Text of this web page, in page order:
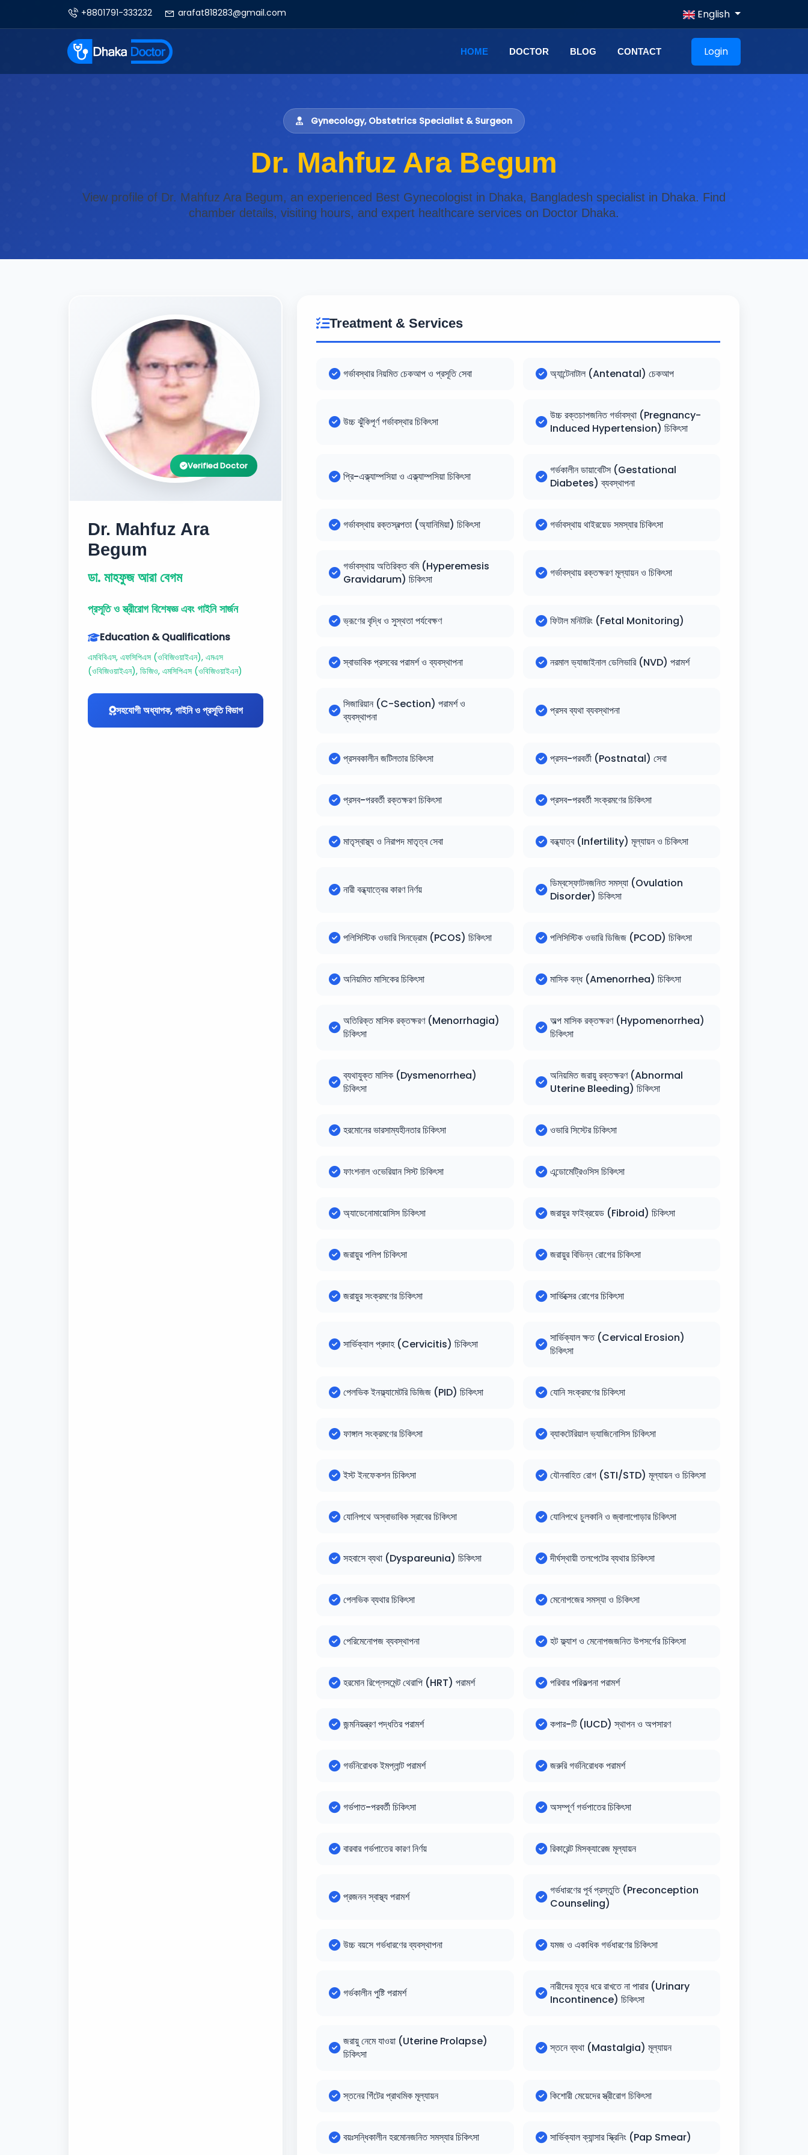
+8801791-333232 arafat818283@gmail.com English
HOME DOCTOR BLOG CONTACT Login
Gynecology, Obstetrics Specialist & Surgeon
Dr. Mahfuz Ara Begum
View profile of Dr. Mahfuz Ara Begum, an experienced Best Gynecologist in Dhaka, Bangladesh specialist in Dhaka. Find
chamber details, visiting hours, and expert healthcare services on Doctor Dhaka.
Verified Doctor
Dr. Mahfuz Ara
Begum
ডা. মাহফুজ আরা বেগম
প্রসূতি ও স্ত্রীরোগ বিশেষজ্ঞ এবং গাইনি সার্জন
Education & Qualifications
এমবিবিএস, এফসিপিএস (ওবিজিওয়াইএন), এমএস
(ওবিজিওয়াইএন), ডিজিও, এমসিপিএস (ওবিজিওয়াইএন)
সহযোগী অধ্যাপক, গাইনি ও প্রসূতি বিভাগ
Treatment & Services
গর্ভাবস্থার নিয়মিত চেকআপ ও প্রসূতি সেবা অ্যান্টেনাটাল (Antenatal) চেকআপ
উচ্চ ঝুঁকিপূর্ণ গর্ভাবস্থার চিকিৎসা
উচ্চ রক্তচাপজনিত গর্ভাবস্থা (Pregnancy-
Induced Hypertension) চিকিৎসা
প্রি-এক্ল্যাম্পসিয়া ও এক্ল্যাম্পসিয়া চিকিৎসা
গর্ভকালীন ডায়াবেটিস (Gestational
Diabetes) ব্যবস্থাপনা
গর্ভাবস্থায় রক্তস্বল্পতা (অ্যানিমিয়া) চিকিৎসা গর্ভাবস্থায় থাইরয়েড সমস্যার চিকিৎসা
গর্ভাবস্থায় অতিরিক্ত বমি (Hyperemesis
Gravidarum) চিকিৎসা
গর্ভাবস্থায় রক্তক্ষরণ মূল্যায়ন ও চিকিৎসা
ভ্রূণের বৃদ্ধি ও সুস্থতা পর্যবেক্ষণ ফিটাল মনিটরিং (Fetal Monitoring)
স্বাভাবিক প্রসবের পরামর্শ ও ব্যবস্থাপনা নরমাল ভ্যাজাইনাল ডেলিভারি (NVD) পরামর্শ
সিজারিয়ান (C-Section) পরামর্শ ও
ব্যবস্থাপনা
প্রসব ব্যথা ব্যবস্থাপনা
প্রসবকালীন জটিলতার চিকিৎসা প্রসব-পরবর্তী (Postnatal) সেবা
প্রসব-পরবর্তী রক্তক্ষরণ চিকিৎসা প্রসব-পরবর্তী সংক্রমণের চিকিৎসা
মাতৃস্বাস্থ্য ও নিরাপদ মাতৃত্ব সেবা বন্ধ্যাত্ব (Infertility) মূল্যায়ন ও চিকিৎসা
নারী বন্ধ্যাত্বের কারণ নির্ণয়
ডিম্বস্ফোটনজনিত সমস্যা (Ovulation
Disorder) চিকিৎসা
পলিসিস্টিক ওভারি সিনড্রোম (PCOS) চিকিৎসা পলিসিস্টিক ওভারি ডিজিজ (PCOD) চিকিৎসা
অনিয়মিত মাসিকের চিকিৎসা মাসিক বন্ধ (Amenorrhea) চিকিৎসা
অতিরিক্ত মাসিক রক্তক্ষরণ (Menorrhagia)
চিকিৎসা
অল্প মাসিক রক্তক্ষরণ (Hypomenorrhea)
চিকিৎসা
ব্যথাযুক্ত মাসিক (Dysmenorrhea)
চিকিৎসা
অনিয়মিত জরায়ু রক্তক্ষরণ (Abnormal
Uterine Bleeding) চিকিৎসা
হরমোনের ভারসাম্যহীনতার চিকিৎসা ওভারি সিস্টের চিকিৎসা
ফাংশনাল ওভেরিয়ান সিস্ট চিকিৎসা এন্ডোমেট্রিওসিস চিকিৎসা
অ্যাডেনোমায়োসিস চিকিৎসা জরায়ুর ফাইব্রয়েড (Fibroid) চিকিৎসা
জরায়ুর পলিপ চিকিৎসা জরায়ুর বিভিন্ন রোগের চিকিৎসা
জরায়ুর সংক্রমণের চিকিৎসা সার্ভিক্সের রোগের চিকিৎসা
সার্ভিক্যাল প্রদাহ (Cervicitis) চিকিৎসা
সার্ভিক্যাল ক্ষত (Cervical Erosion)
চিকিৎসা
পেলভিক ইনফ্ল্যামেটরি ডিজিজ (PID) চিকিৎসা যোনি সংক্রমণের চিকিৎসা
ফাঙ্গাল সংক্রমণের চিকিৎসা ব্যাকটেরিয়াল ভ্যাজিনোসিস চিকিৎসা
ইস্ট ইনফেকশন চিকিৎসা যৌনবাহিত রোগ (STI/STD) মূল্যায়ন ও চিকিৎসা
যোনিপথে অস্বাভাবিক স্রাবের চিকিৎসা যোনিপথে চুলকানি ও জ্বালাপোড়ার চিকিৎসা
সহবাসে ব্যথা (Dyspareunia) চিকিৎসা দীর্ঘস্থায়ী তলপেটের ব্যথার চিকিৎসা
পেলভিক ব্যথার চিকিৎসা মেনোপজের সমস্যা ও চিকিৎসা
পেরিমেনোপজ ব্যবস্থাপনা হট ফ্ল্যাশ ও মেনোপজজনিত উপসর্গের চিকিৎসা
হরমোন রিপ্লেসমেন্ট থেরাপি (HRT) পরামর্শ পরিবার পরিকল্পনা পরামর্শ
জন্মনিয়ন্ত্রণ পদ্ধতির পরামর্শ কপার-টি (IUCD) স্থাপন ও অপসারণ
গর্ভনিরোধক ইমপ্লান্ট পরামর্শ জরুরি গর্ভনিরোধক পরামর্শ
গর্ভপাত-পরবর্তী চিকিৎসা অসম্পূর্ণ গর্ভপাতের চিকিৎসা
বারবার গর্ভপাতের কারণ নির্ণয় রিকারেন্ট মিসক্যারেজ মূল্যায়ন
প্রজনন স্বাস্থ্য পরামর্শ
গর্ভধারণের পূর্ব প্রস্তুতি (Preconception
Counseling)
উচ্চ বয়সে গর্ভধারণের ব্যবস্থাপনা যমজ ও একাধিক গর্ভধারণের চিকিৎসা
গর্ভকালীন পুষ্টি পরামর্শ
নারীদের মূত্র ধরে রাখতে না পারার (Urinary
Incontinence) চিকিৎসা
জরায়ু নেমে যাওয়া (Uterine Prolapse)
চিকিৎসা
স্তনে ব্যথা (Mastalgia) মূল্যায়ন
স্তনের গিঁটের প্রাথমিক মূল্যায়ন কিশোরী মেয়েদের স্ত্রীরোগ চিকিৎসা
বয়ঃসন্ধিকালীন হরমোনজনিত সমস্যার চিকিৎসা সার্ভিক্যাল ক্যান্সার স্ক্রিনিং (Pap Smear)